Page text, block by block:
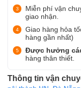
Miễn phí vận
giao nhận.
Giao hàng hỏa
hàng gần nhất)
Được hưởng
hàng thân thiết.
Thông tin vận